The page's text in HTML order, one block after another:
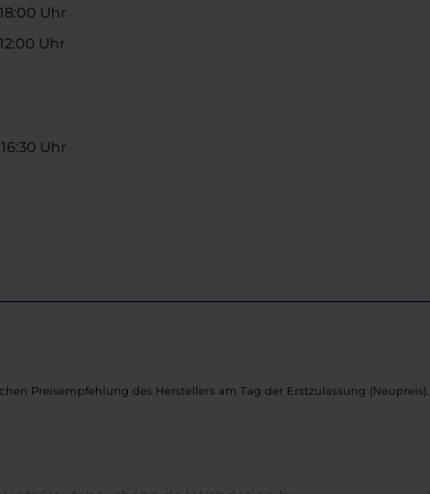
Uhr
Uhr
Uhr
Preisempfehlung des Herstellers am Tag der Erstzulassung (Neupreis).